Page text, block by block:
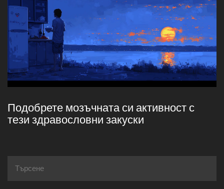
Подобрете мозъчната си активност с
тези здравословни закуски